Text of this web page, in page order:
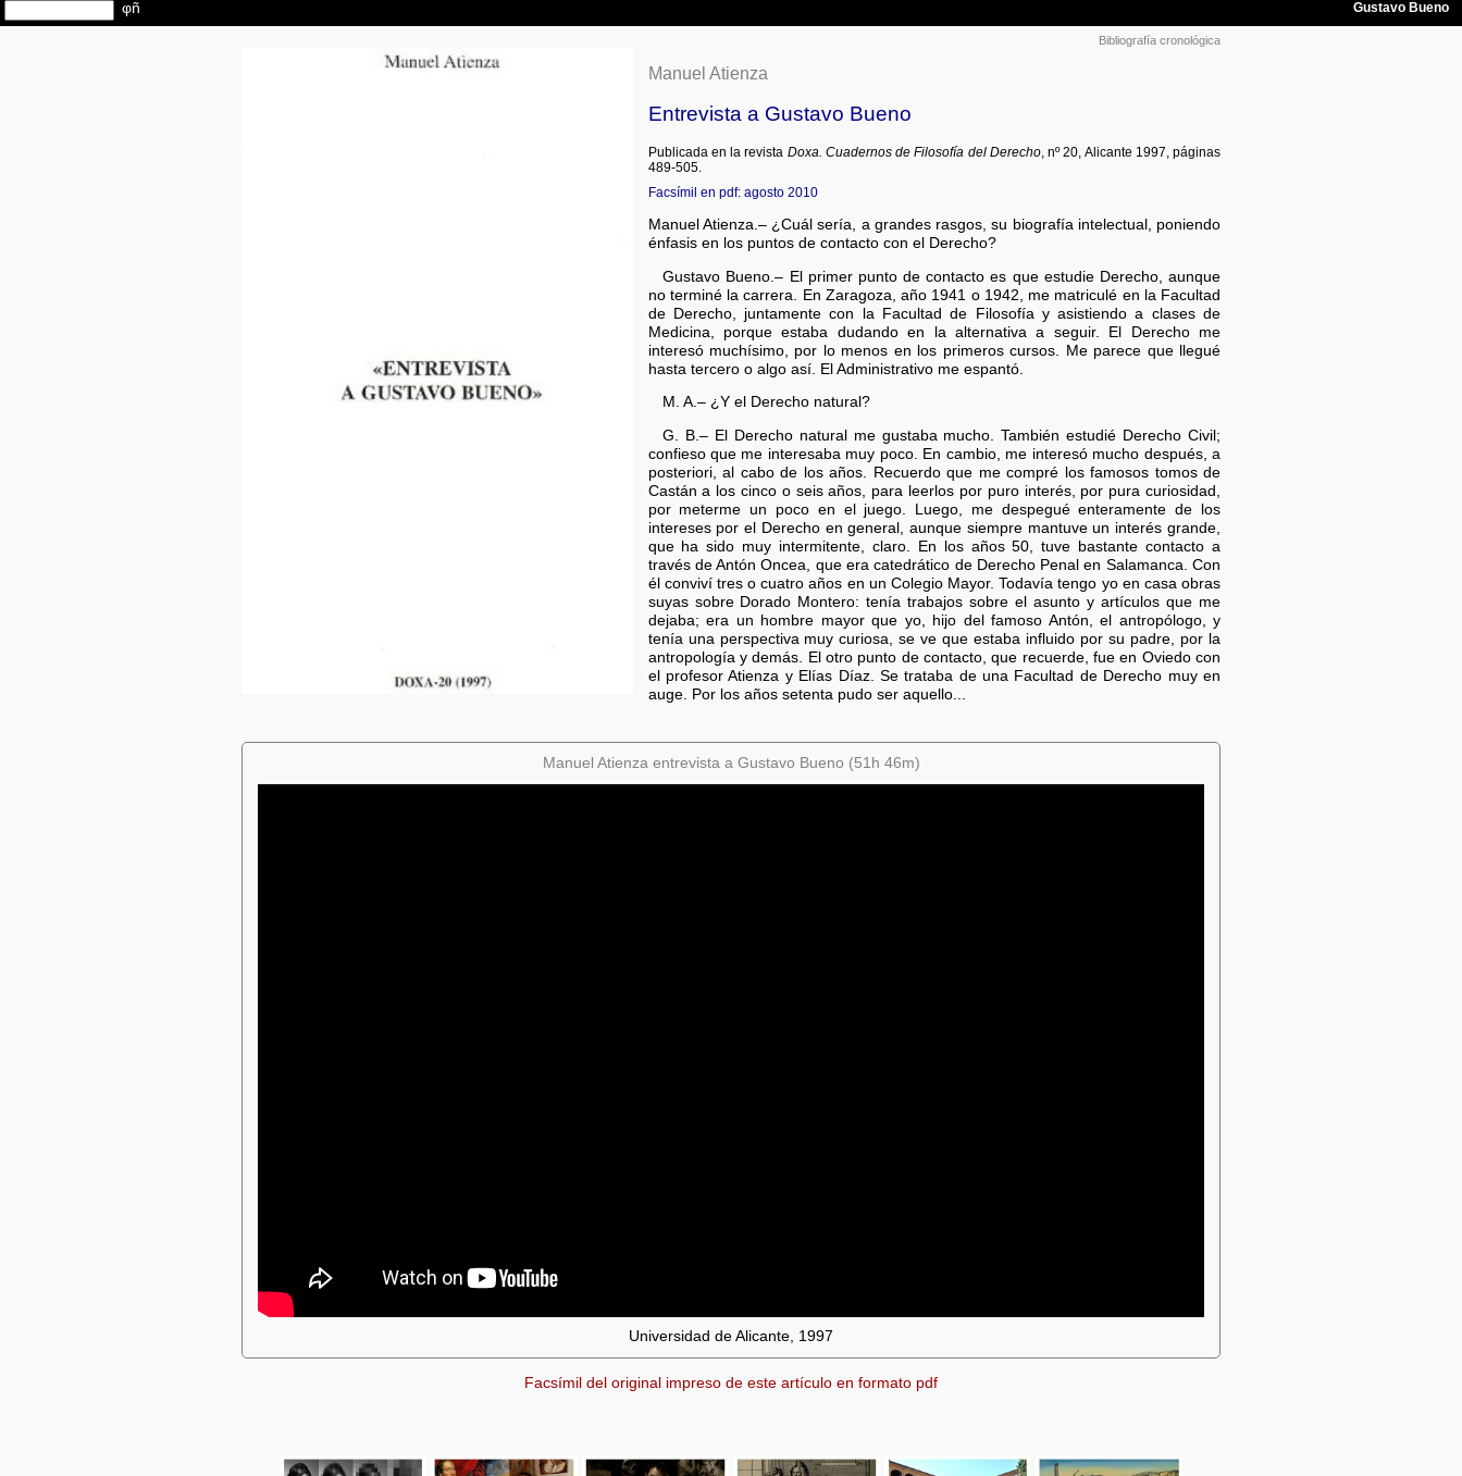
Bibliografía cronológica
Manuel Atienza
Entrevista a Gustavo Bueno
Publicada en la revista Doxa. Cuadernos de Filosofía del Derecho, nº 20, Alicante 1997, páginas
489-505.
Facsímil en pdf: agosto 2010
Manuel Atienza.– ¿Cuál sería, a grandes rasgos, su biografía intelectual, poniendo
énfasis en los puntos de contacto con el Derecho?
Gustavo Bueno.– El primer punto de contacto es que estudie Derecho, aunque
no terminé la carrera. En Zaragoza, año 1941 o 1942, me matriculé en la Facultad
de Derecho, juntamente con la Facultad de Filosofía y asistiendo a clases de
Medicina, porque estaba dudando en la alternativa a seguir. El Derecho me
interesó muchísimo, por lo menos en los primeros cursos. Me parece que llegué
hasta tercero o algo así. El Administrativo me espantó.
M. A.– ¿Y el Derecho natural?
G. B.– El Derecho natural me gustaba mucho. También estudié Derecho Civil;
confieso que me interesaba muy poco. En cambio, me interesó mucho después, a
posteriori, al cabo de los años. Recuerdo que me compré los famosos tomos de
Castán a los cinco o seis años, para leerlos por puro interés, por pura curiosidad,
por meterme un poco en el juego. Luego, me despegué enteramente de los
intereses por el Derecho en general, aunque siempre mantuve un interés grande,
que ha sido muy intermitente, claro. En los años 50, tuve bastante contacto a
través de Antón Oncea, que era catedrático de Derecho Penal en Salamanca. Con
él conviví tres o cuatro años en un Colegio Mayor. Todavía tengo yo en casa obras
suyas sobre Dorado Montero: tenía trabajos sobre el asunto y artículos que me
dejaba; era un hombre mayor que yo, hijo del famoso Antón, el antropólogo, y
tenía una perspectiva muy curiosa, se ve que estaba influido por su padre, por la
antropología y demás. El otro punto de contacto, que recuerde, fue en Oviedo con
el profesor Atienza y Elías Díaz. Se trataba de una Facultad de Derecho muy en
auge. Por los años setenta pudo ser aquello...
Manuel Atienza entrevista a Gustavo Bueno (51h 46m)
Universidad de Alicante, 1997
Facsímil del original impreso de este artículo en formato pdf